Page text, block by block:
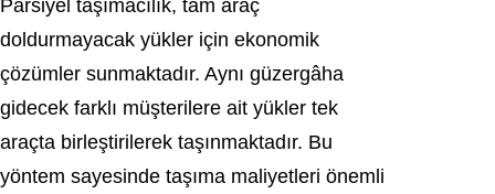
Parsiyel taşımacılık, tam araç
doldurmayacak yükler için ekonomik
çözümler sunmaktadır. Aynı güzergâha
gidecek farklı müşterilere ait yükler tek
araçta birleştirilerek taşınmaktadır. Bu
yöntem sayesinde taşıma maliyetleri önemli